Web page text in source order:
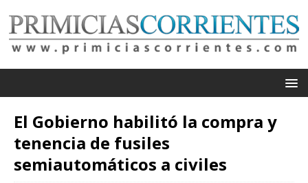
El Gobierno habilitó la compra y
tenencia de fusiles
semiautomáticos a civiles